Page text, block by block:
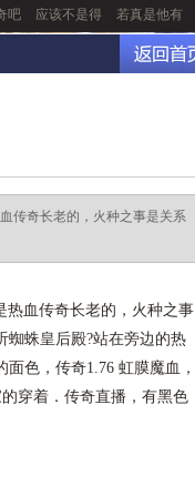
吧 应该不是得 若真是他有
传奇长老的，火种之事是关系
血传奇长老的，火种之事
蜘蛛皇后殿?站在旁边的热
色，传奇1.76 虹膜魔血，
穿着．传奇直播，有黑色